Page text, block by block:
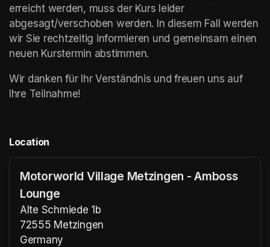
erreicht werden, muss der Kurs leider
abgesagt/verschoben werden. In diesem Fall werden
wir Sie rechtzeitig informieren und gemeinsam einen
neuen Kurstermin abstimmen.
Wir danken für Ihr Verständnis und freuen uns auf
Ihre Teilnahme!
Location
Motorworld Village Metzingen - Amboss
Lounge
Alte Schmiede 1b
72555 Metzingen
Germany